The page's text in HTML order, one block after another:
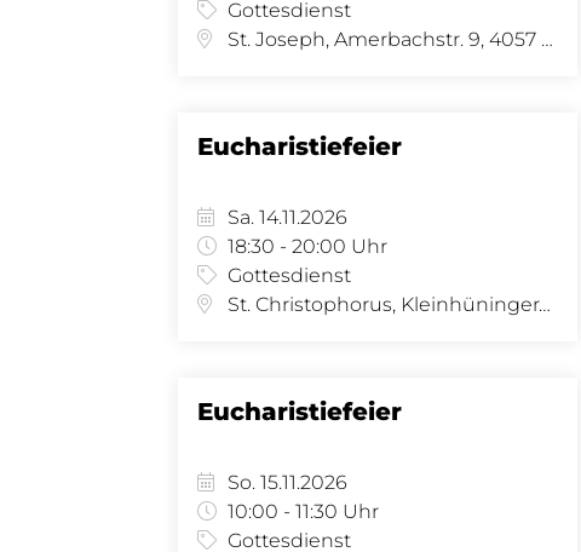
Gottesdienst
St. Joseph, Amerbachstr. 9, 4057 Basel
Eucharistiefeier
Sa. 14.11.2026
18:30 - 20:00 Uhr
Gottesdienst
St. Christophorus, Kleinhüningeranl. 29, 4057 Basel
Eucharistiefeier
So. 15.11.2026
10:00 - 11:30 Uhr
Gottesdienst